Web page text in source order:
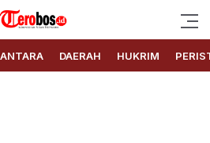
– Kabar terkini dari
yang menyajikan
dan kabar terkini
untuk dunia
DAERAH HUKRIM